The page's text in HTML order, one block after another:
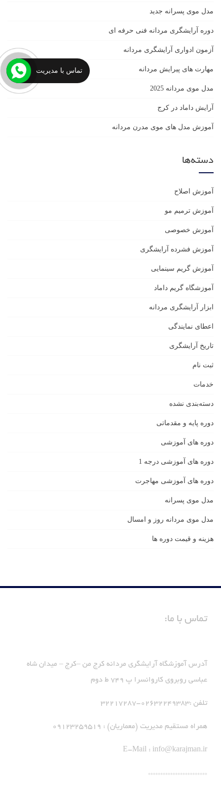
مدل موی پسرانه جدید
دوره آرایشگری مردانه فنی حرفه ای
آزمون ادواری آرایشگری مردانه
مهارت های پیرایش مردانه
مدل موی مردانه 2025
آرایش داماد در کرج
آموزش مدل های موی مدرن مردانه
دسته‌ها
آموزش اصلاح
آموزش ترمیم مو
آموزش خصوصی
آموزش فشرده آرایشگری
آموزش گریم سینمایی
آموزشگاه گریم داماد
ابزار آرایشگری مردانه
اعطای نمایندگی
تاریخ آرایشگری
ثبت نام
خدمات
دسته‌بندی نشده
دوره پایه و مقدماتی
دوره های آموزشی
دوره های آموزشی درجه 1
دوره های آموزشی مهاجرت
مدل موی پسرانه
مدل موی مردانه روز و امسال
هزینه و قیمت دوره ها
تماس با ما:
آدرس آموزشگاه آرایشگری مردانه کرج من –کرج – میدان شاه
عباسی روبروی کاروانسرا پ 749 ط دوم
تلفن :02632249383-32217287
همراه مستقیم مدیریت (معماریان) : 09123259519
E-Mail : info@karajman.ir
************************
تماس با مدیریت